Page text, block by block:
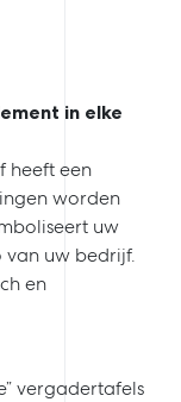
in elke
heeft een
worden
uw
uw bedrijf.
en
vergadertafels